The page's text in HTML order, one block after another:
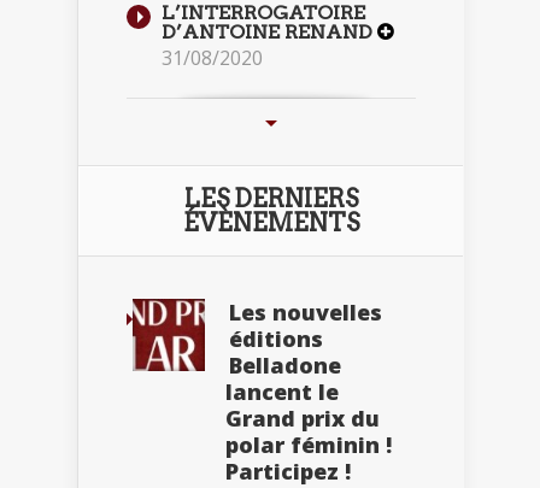
L’INTERROGATOIRE
D’ANTOINE RENAND
31/08/2020
LES DERNIERS
ÉVÈNEMENTS
Les nouvelles
éditions
Belladone
lancent le
Grand prix du
polar féminin !
Participez !